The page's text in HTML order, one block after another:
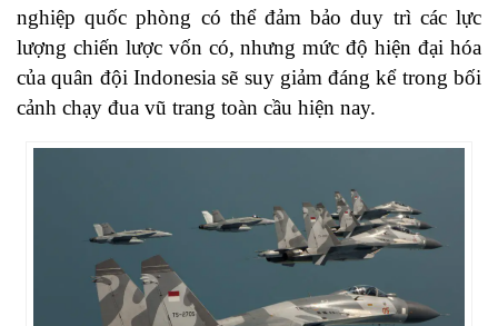
nghiệp quốc phòng có thể đảm bảo duy trì các lực
lượng chiến lược vốn có, nhưng mức độ hiện đại hóa
của quân đội Indonesia sẽ suy giảm đáng kể trong bối
cảnh chạy đua vũ trang toàn cầu hiện nay.